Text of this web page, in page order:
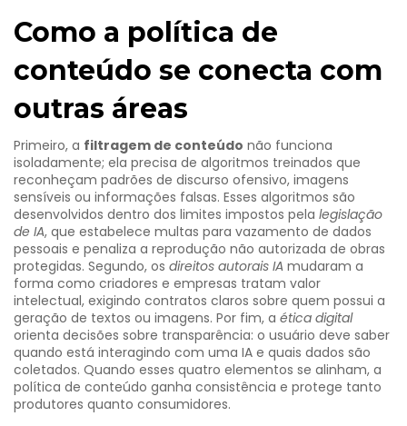
Como a política de
conteúdo se conecta com
outras áreas
Primeiro, a filtragem de conteúdo não funciona
isoladamente; ela precisa de algoritmos treinados que
reconheçam padrões de discurso ofensivo, imagens
sensíveis ou informações falsas. Esses algoritmos são
desenvolvidos dentro dos limites impostos pela legislação
de IA, que estabelece multas para vazamento de dados
pessoais e penaliza a reprodução não autorizada de obras
protegidas. Segundo, os direitos autorais IA mudaram a
forma como criadores e empresas tratam valor
intelectual, exigindo contratos claros sobre quem possui a
geração de textos ou imagens. Por fim, a ética digital
orienta decisões sobre transparência: o usuário deve saber
quando está interagindo com uma IA e quais dados são
coletados. Quando esses quatro elementos se alinham, a
política de conteúdo ganha consistência e protege tanto
produtores quanto consumidores.